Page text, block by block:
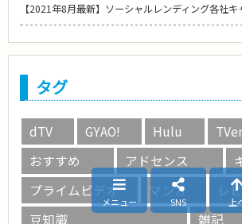
【2021年8月最新】ソーシャルレンディング各社
タグ
dTV GYAO! Hulu TVer
おすすめ
アドセンス
プライムビデオ
マンガ レ
豆知識
雑記
メニュー SNS 上